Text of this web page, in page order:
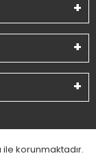
ile korunmaktadır.